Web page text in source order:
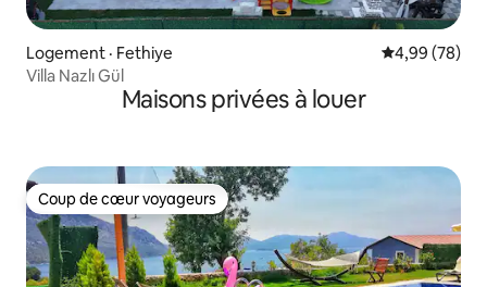
Logement · Fethiye Note
4,99 (78)
Villa Nazlı Gül
Maisons privées à louer
Coup de cœur voyageurs
Coup de cœur voyageurs